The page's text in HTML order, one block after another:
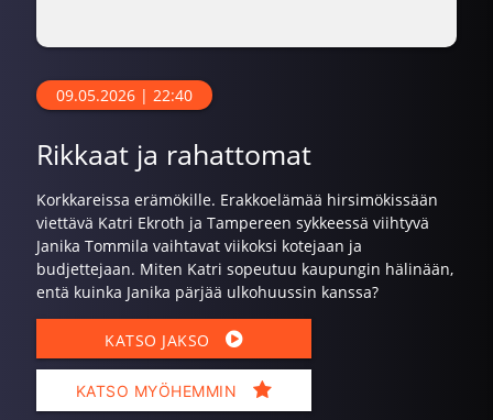
09.05.2026 | 22:40
Rikkaat ja rahattomat
Korkkareissa erämökille. Erakkoelämää hirsimökissään
viettävä Katri Ekroth ja Tampereen sykkeessä viihtyvä
Janika Tommila vaihtavat viikoksi kotejaan ja
budjettejaan. Miten Katri sopeutuu kaupungin hälinään,
entä kuinka Janika pärjää ulkohuussin kanssa?
KATSO JAKSO
KATSO MYÖHEMMIN